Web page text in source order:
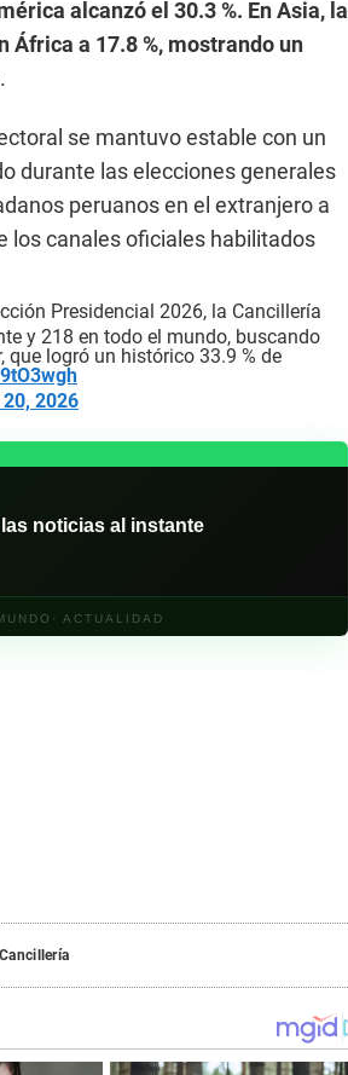
alcanzó el 30.3 %. En Asia, la
África a 17.8 %, mostrando un
.
se mantuvo estable con un
durante las elecciones generales
peruanos en el extranjero a
los canales oficiales habilitados
Presidencial 2026, la Cancillería
y 218 en todo el mundo, buscando
logró un histórico 33.9 % de
2026
noticias al instante
ACTUALIDAD
Cancillería